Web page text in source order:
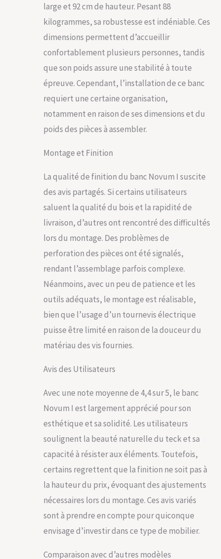
totale : 250 cm |
Hauteur totale : 92
cm | Diamètre total :
Ø 250 cm | Hauteur
d'assise : 45 cm |
Profondeur d'assise :
44 cm | Hauteur max.
Diamètre de l'arbre :
Ø max. 132 cm |
Veuillez consulter la
description du
produit pour d'autres
large et 92 cm de hauteur. Pesant 88
kilogrammes, sa robustesse est indéniable. Ces
dimensions permettent d’accueillir
confortablement plusieurs personnes, tandis
que son poids assure une stabilité à toute
épreuve. Cependant, l’installation de ce banc
requiert une certaine organisation,
notamment en raison de ses dimensions et du
poids des pièces à assembler.
Montage et Finition
La qualité de finition du banc Novum I suscite
des avis partagés. Si certains utilisateurs
saluent la qualité du bois et la rapidité de
livraison, d’autres ont rencontré des difficultés
lors du montage. Des problèmes de
perforation des pièces ont été signalés,
rendant l’assemblage parfois complexe.
Néanmoins, avec un peu de patience et les
outils adéquats, le montage est réalisable,
bien que l’usage d’un tournevis électrique
puisse être limité en raison de la douceur du
matériau des vis fournies.
Avis des Utilisateurs
Avec une note moyenne de 4,4 sur 5, le banc
Novum I est largement apprécié pour son
esthétique et sa solidité. Les utilisateurs
soulignent la beauté naturelle du teck et sa
capacité à résister aux éléments. Toutefois,
certains regrettent que la finition ne soit pas à
la hauteur du prix, évoquant des ajustements
nécessaires lors du montage. Ces avis variés
sont à prendre en compte pour quiconque
envisage d’investir dans ce type de mobilier.
Comparaison avec d’autres modèles